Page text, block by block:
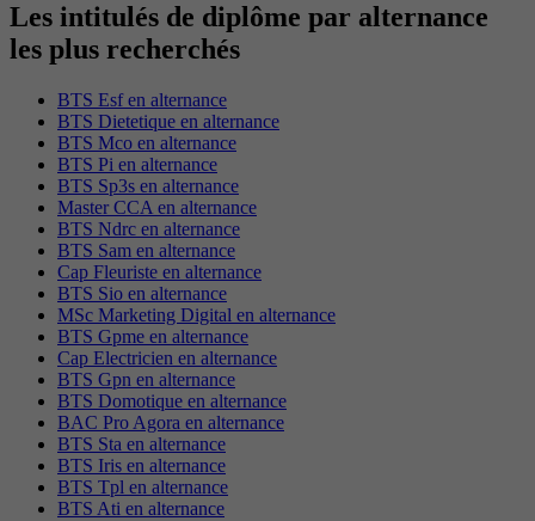
Les intitulés de diplôme par alternance
les plus recherchés
BTS Esf en alternance
BTS Dietetique en alternance
BTS Mco en alternance
BTS Pi en alternance
BTS Sp3s en alternance
Master CCA en alternance
BTS Ndrc en alternance
BTS Sam en alternance
Cap Fleuriste en alternance
BTS Sio en alternance
MSc Marketing Digital en alternance
BTS Gpme en alternance
Cap Electricien en alternance
BTS Gpn en alternance
BTS Domotique en alternance
BAC Pro Agora en alternance
BTS Sta en alternance
BTS Iris en alternance
BTS Tpl en alternance
BTS Ati en alternance